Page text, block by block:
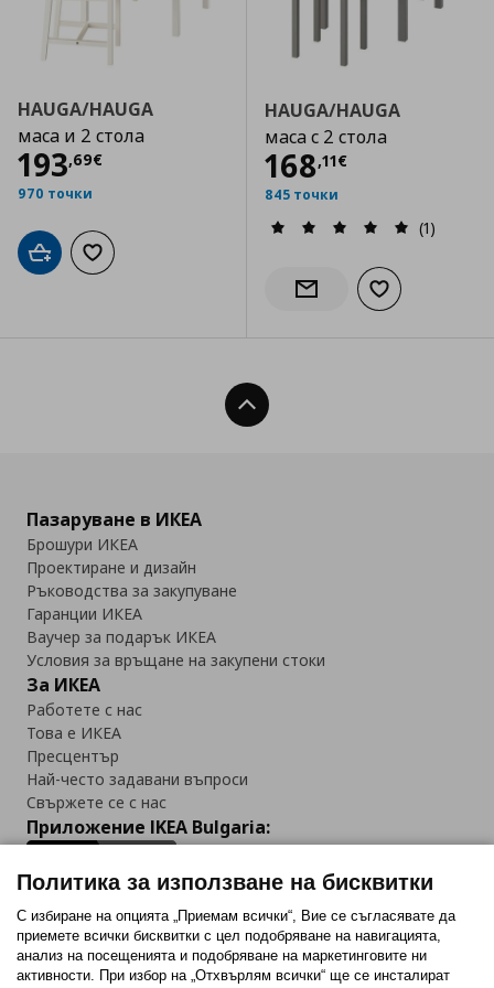
HAUGA/HAUGA
маса и 2 стола
193,69€
Цена
970 точки
Добави в кошницата
Добави към списъка с любими
HAUGA/HAUGA
маса с 2 стола
168,11€
Цена
845 точки
(1)
Информирай ме за
Добави към
Нагоре
Пазаруване в ИКЕА
Брошури ИКЕА
Проектиране и дизайн
Ръководства за закупуване
Гаранции ИКЕА
Ваучер за подарък ИКЕА
Условия за връщане на закупени стоки
За ИКЕА
Работете с нас
Това е ИКЕА
Пресцентър
Най-често задавани въпроси
Свържете се с нас
Приложение IKEA Bulgaria:
Последвайте ни:
FacebookTwitterYoutubePinterestInstagram
Политика за използване на бисквитки
С избиране на опцията „Приемам всички“, Вие се съгласявате да
приемете всички бисквитки с цел подобряване на навигацията,
анализ на посещенията и подобряване на маркетинговите ни
активности. При избор на „Отхвърлям всички“ ще се инсталират